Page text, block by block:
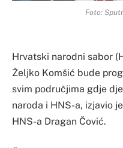
Foto:
Hrvatski narodni sabor
Željko Komšić bude
svim područjima gdje
naroda i HNS-a, izjavio
HNS-a Dragan Čović.